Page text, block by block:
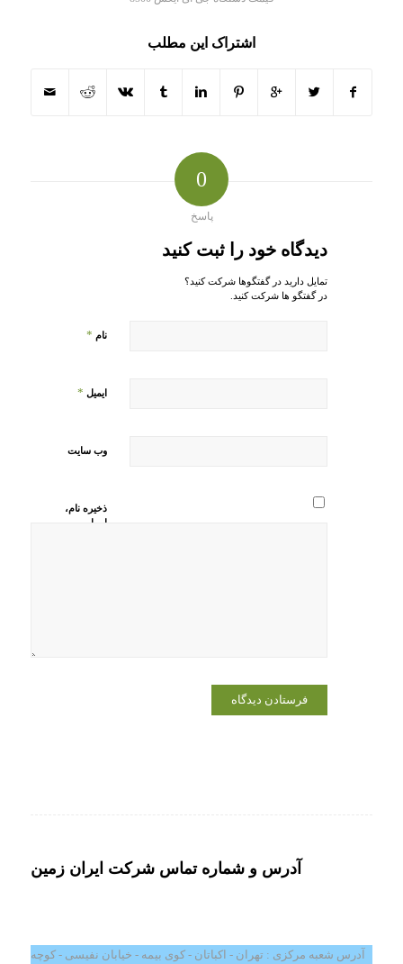
اشتراک این مطلب
0
پاسخ
دیدگاه خود را ثبت کنید
تمایل دارید در گفتگوها شرکت کنید؟
در گفتگو ها شرکت کنید.
نام *
ایمیل *
وب‌ سایت
ذخیره نام،
ایمیل و
آدرس و شماره تماس شرکت ایران زمین
آدرس شعبه مرکزی : تهران - اکباتان - کوی بیمه - خیابان نفیسی - کوچه